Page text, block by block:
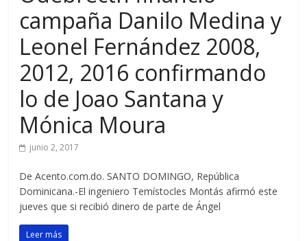
campaña Danilo Medina y
Leonel Fernández 2008,
2012, 2016 confirmando
lo de Joao Santana y
Mónica Moura
junio 2, 2017
De Acento.com.do. SANTO DOMINGO, República
Dominicana.-El ingeniero Temístocles Montás afirmó este
jueves que si recibió dinero de parte de Ángel
Leer más